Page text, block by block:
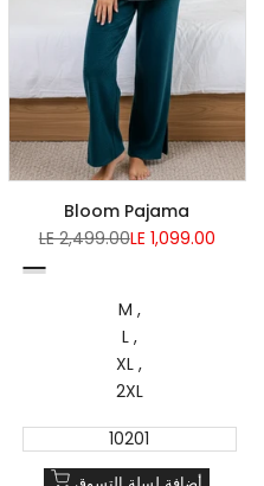
Bloom Pajama
Regular
price
LE 2,499.00Sale
price
LE 1,099.00
Caffe
Brick
M
L
XL
2XL
10201